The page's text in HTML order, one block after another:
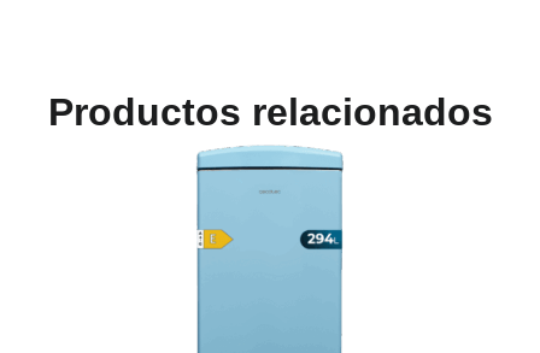
Productos relacionados